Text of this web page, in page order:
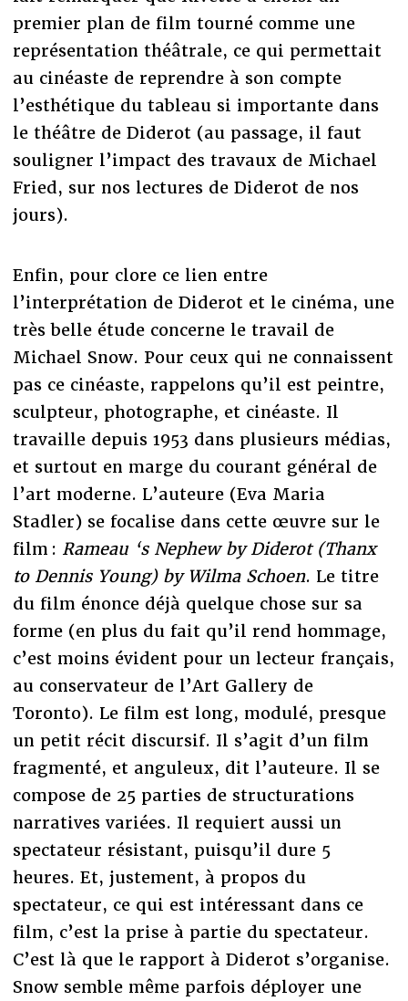
premier plan de film tourné comme une
représentation théâtrale, ce qui permettait
au cinéaste de reprendre à son compte
l’esthétique du tableau si importante dans
le théâtre de Diderot (au passage, il faut
souligner l’impact des travaux de Michael
Fried, sur nos lectures de Diderot de nos
jours).
Enfin, pour clore ce lien entre
l’interprétation de Diderot et le cinéma, une
très belle étude concerne le travail de
Michael Snow. Pour ceux qui ne connaissent
pas ce cinéaste, rappelons qu’il est peintre,
sculpteur, photographe, et cinéaste. Il
travaille depuis 1953 dans plusieurs médias,
et surtout en marge du courant général de
l’art moderne. L’auteure (Eva Maria
Stadler) se focalise dans cette œuvre sur le
film : Rameau ‘s Nephew by Diderot (Thanx
to Dennis Young) by Wilma Schoen. Le titre
du film énonce déjà quelque chose sur sa
forme (en plus du fait qu’il rend hommage,
c’est moins évident pour un lecteur français,
au conservateur de l’Art Gallery de
Toronto). Le film est long, modulé, presque
un petit récit discursif. Il s’agit d’un film
fragmenté, et anguleux, dit l’auteure. Il se
compose de 25 parties de structurations
narratives variées. Il requiert aussi un
spectateur résistant, puisqu’il dure 5
heures. Et, justement, à propos du
spectateur, ce qui est intéressant dans ce
film, c’est la prise à partie du spectateur.
C’est là que le rapport à Diderot s’organise.
Snow semble même parfois déployer une